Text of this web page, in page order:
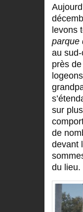
levons
parque
au
près
sur
de
devant
du lieu.